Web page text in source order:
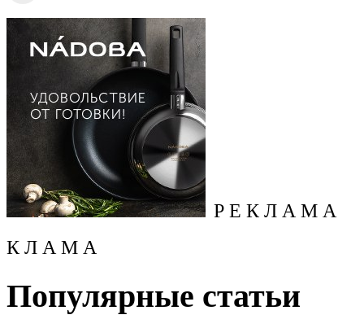
Р Е К Л А М А
К Л А М А
Популярные статьи